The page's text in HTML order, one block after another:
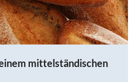
mittelständischen